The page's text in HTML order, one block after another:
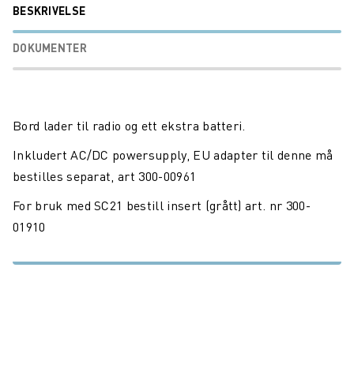
BESKRIVELSE
DOKUMENTER
Bord lader til radio og ett ekstra batteri.
Inkludert AC/DC powersupply, EU adapter til denne må
bestilles separat, art 300-00961
For bruk med SC21 bestill insert (grått) art. nr 300-
01910